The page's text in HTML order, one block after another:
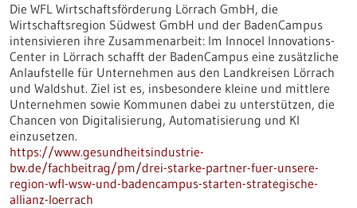
Die WFL Wirtschaftsförderung Lörrach GmbH, die
Wirtschaftsregion Südwest GmbH und der BadenCampus
intensivieren ihre Zusammenarbeit: Im Innocel Innovations-
Center in Lörrach schafft der BadenCampus eine zusätzliche
Anlaufstelle für Unternehmen aus den Landkreisen Lörrach
und Waldshut. Ziel ist es, insbesondere kleine und mittlere
Unternehmen sowie Kommunen dabei zu unterstützen, die
Chancen von Digitalisierung, Automatisierung und KI
einzusetzen.
https://www.gesundheitsindustrie-
bw.de/fachbeitrag/pm/drei-starke-partner-fuer-unsere-
region-wfl-wsw-und-badencampus-starten-strategische-
allianz-loerrach